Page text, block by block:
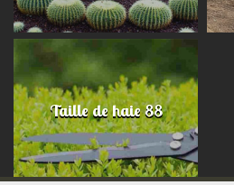
Taille de haie 88